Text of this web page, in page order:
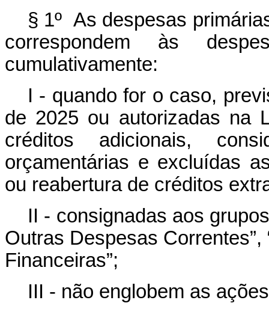
§ 1º As despesas
correspondem às
cumulativamente:
I - quando for o caso,
de 2025 ou autorizadas na
créditos adicionais,
orçamentárias e excluídas
ou reabertura de créditos
II - consignadas aos
Outras Despesas Correntes”,
Financeiras”;
III - não englobem as